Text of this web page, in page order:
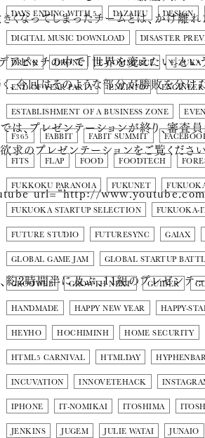
DAYS ENDING WITH 5 DAZAIFU DESIGN
DIGITAL MUSIC DOWNLOAD DISASTER
DRINK DRONE E-COMMERCE E-ZUKA
END OF YEAR PARTY ENEINFO ENGINEER
ESTABLISHMENT OF A BUSINESS ZONE
F365 FABBIT FABIT SUMMIT
FITS FLAP FOOD FOODTECH
FUKKOKU PARANOIA FUKUNET
FUKUOKA STARTUP SELECTION FUKUOKA-
FUTURE STUDIO FUTURESYNC GAIAX
GLOBAL GAME JAM GLOBAL STARTUP
GROOWEB GROWTH NEXT GUIDER
HANDMADE HAPPY NEW YEAR HAPPY-
HEYHO HOCHIMINH HOME SECURITY
HTML5 CARNIVAL HTMLDAY
INCUVATION INNOVETEHACK
IPHONE IT-NOMIKAI ITOSHIMA
JENKINS JUGEM JULIE WATAI JUNAIO
くなってしまったチームとは、かけ離
アピッチの中で「世界を変えたい」と
、今回はそのような部分が勝敗を分け
は、プレゼンテーションが終り、審査
求のプレゼンテーションをご覧くださ
url=”http://
約2時間半に及ぶ、11組のプレゼンテ